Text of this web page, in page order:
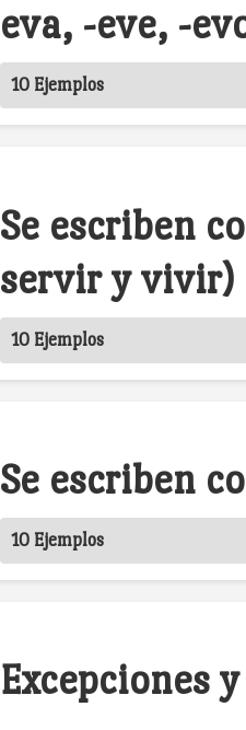
eva, -eve, -
10 Ejemplos
Se escriben
servir y vivir)
10 Ejemplos
Se escriben
10 Ejemplos
Excepciones